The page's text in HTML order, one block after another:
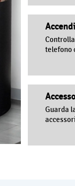
telefono
Guarda